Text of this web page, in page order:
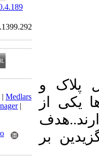
Download citation:
BibTeX| | EndNote
|ProCite Reference Manager
Send citation to:
Mendeley